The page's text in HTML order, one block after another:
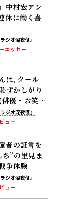
中村宏アン
休に働く喜
ジオ深夜便』
エッセー
は､クール
ずかしがり
(俳優・お笑い
て過ごした
ジオ深夜便』
ュー
者の証言を
ち”の里見ま
争体験
ジオ深夜便』
ュー